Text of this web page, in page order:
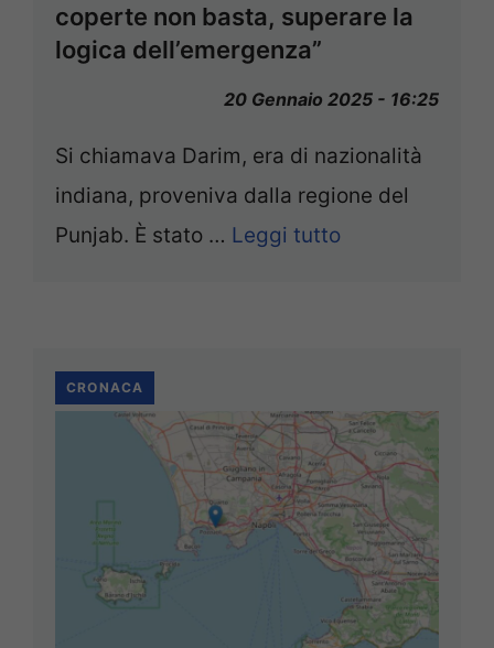
coperte non basta, superare la
logica dell’emergenza”
20 Gennaio 2025 - 16:25
Si chiamava Darim, era di nazionalità
indiana, proveniva dalla regione del
Punjab. È stato … Leggi tutto
CRONACA